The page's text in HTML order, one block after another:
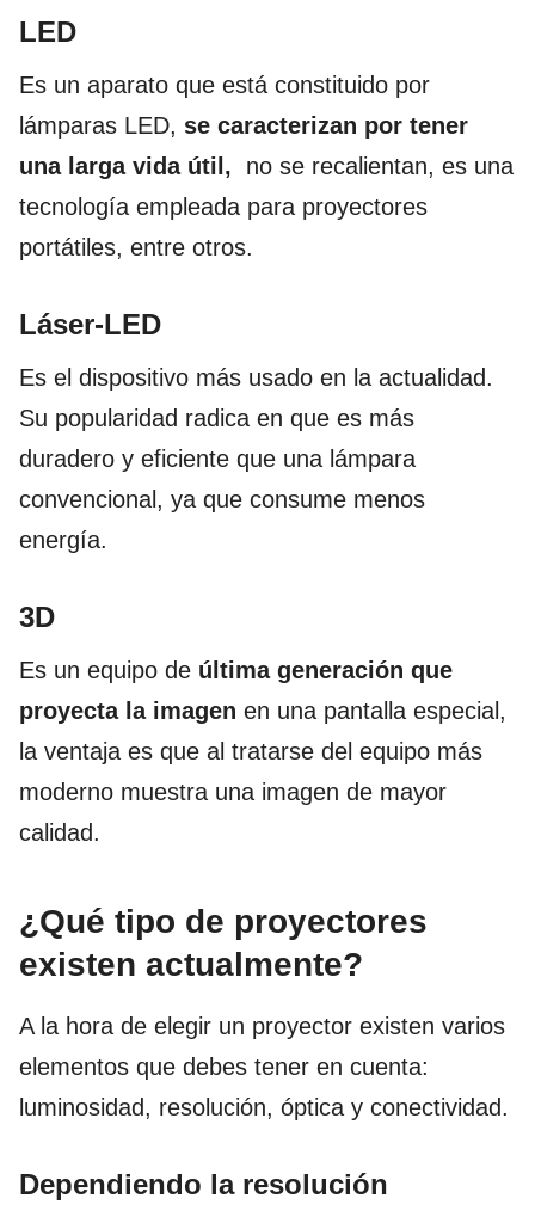
LED
Es un aparato que está constituido por
lámparas LED, se caracterizan por tener
una larga vida útil, no se recalientan, es una
tecnología empleada para proyectores
portátiles, entre otros.
Láser-LED
Es el dispositivo más usado en la actualidad.
Su popularidad radica en que es más
duradero y eficiente que una lámpara
convencional, ya que consume menos
energía.
3D
Es un equipo de última generación que
proyecta la imagen en una pantalla especial,
la ventaja es que al tratarse del equipo más
moderno muestra una imagen de mayor
calidad.
¿Qué tipo de proyectores
existen actualmente?
A la hora de elegir un proyector existen varios
elementos que debes tener en cuenta:
luminosidad, resolución, óptica y conectividad.
Dependiendo la resolución